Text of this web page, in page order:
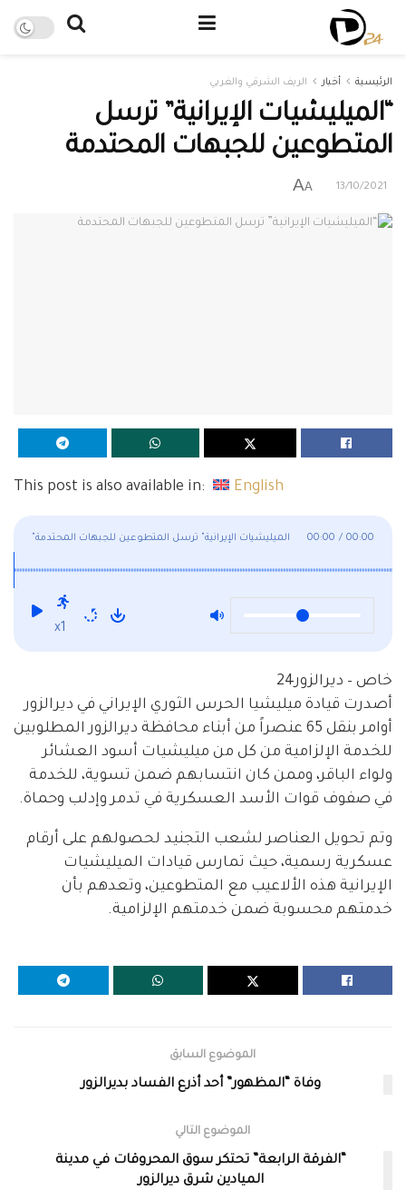
الرئيسية أخبار الريف الشرقي والغربي
“الميليشيات الإيرانية” ترسل
المتطوعين للجبهات المحتدمة
13/10/2021
A
A
This post is also available in: English
"الميليشيات الإيرانية" ترسل المتطوعين للجبهات المحتدمة 00:00 / 00:00
x1
خاص – ديرالزور24
أصدرت قيادة ميليشيا الحرس الثوري الإيراني في ديرالزور
أوامر بنقل 65 عنصراً من أبناء محافظة ديرالزور المطلوبين
للخدمة الإلزامية من كل من ميليشيات أسود العشائر
ولواء الباقر، وممن كان انتسابهم ضمن تسوية، للخدمة
في صفوف قوات الأسد العسكرية في تدمر وإدلب وحماة.
وتم تحويل العناصر لشعب التجنيد لحصولهم على أرقام
عسكرية رسمية، حيث تمارس قيادات الميليشيات
الإيرانية هذه الألاعيب مع المتطوعين، وتعدهم بأن
خدمتهم محسوبة ضمن خدمتهم الإلزامية.
الموضوع السابق
وفاة “المظهور” أحد أذرع الفساد بديرالزور
الموضوع التالي
“الفرقة الرابعة” تحتكر سوق المحروقات في مدينة
الميادين شرق ديرالزور